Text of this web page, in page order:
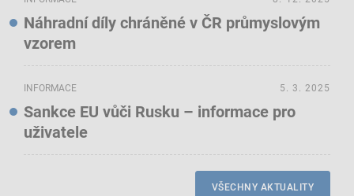
Náhradní díly chráněné v ČR průmyslovým
vzorem
INFORMACE
Sankce EU vůči Rusku – informace pro
uživatele
5. 3. 2025
VŠECHNY AKTUALITY